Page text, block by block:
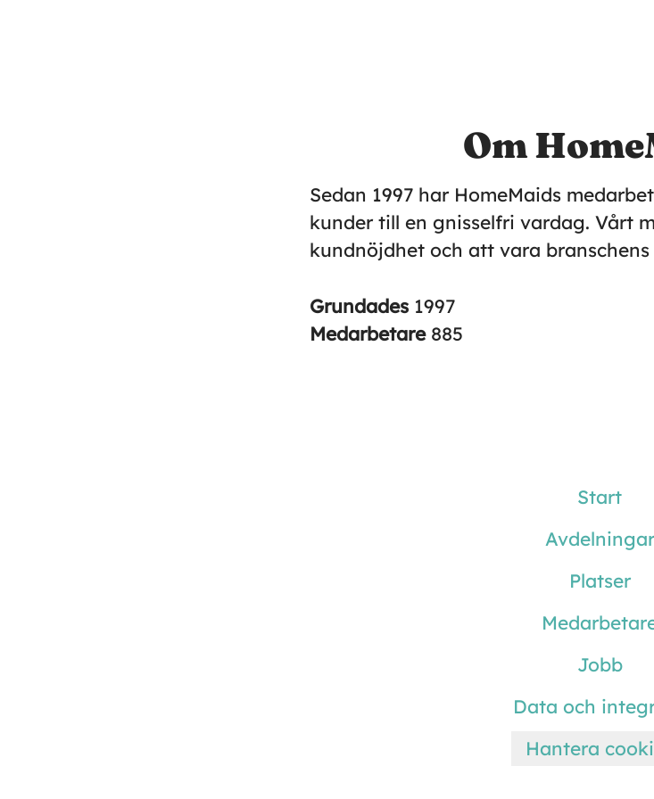
Om
Sedan 1997 har HomeMaids
kunder till en gnisselfri vardag. Vårt
kundnöjdhet och att vara
Grundades 1997
Medarbetare 885
Start
Avdelningar
Platser
Jobb
Data och
Hantera